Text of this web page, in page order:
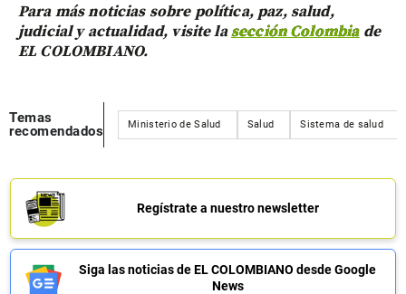
Para más noticias sobre política, paz, salud,
judicial y actualidad, visite lasección Colombiade
EL COLOMBIANO.
Temas
recomendados
Ministerio de Salud Salud Sistema de salud
Regístrate a nuestro newsletter
Siga las noticias de EL COLOMBIANO desde Google
News